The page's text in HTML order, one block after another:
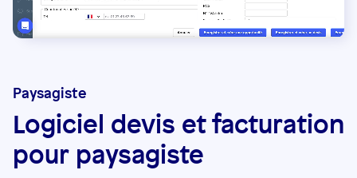
Paysagiste
Logiciel devis et facturation
pour paysagiste